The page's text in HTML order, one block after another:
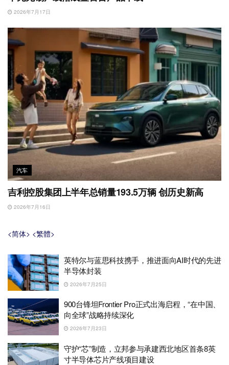
2026年7月17日
汽车
吉利控股集团上半年总销量193.5万辆 创历史新高
2026年7月16日
<简体> <繁體>
英特尔与蓝思科技携手，推进面向AI时代的先进
半导体封装
2026年7月25日
900台锋坦Frontier Pro正式出海启程，“在中国、
向全球”战略持续深化
2026年7月23日
守护“芯”制造，立邦参与承建西北地区首条8英
寸半导体芯片产线项目建设